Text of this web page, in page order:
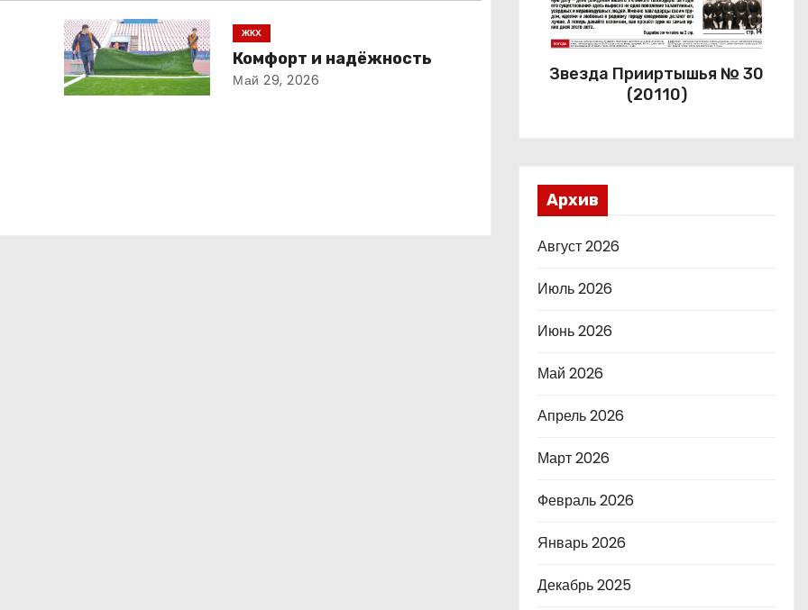
ЖКХ
Комфорт и надёжность
Май 29, 2026
Звезда Прииртышья № 30
(20110)
Архив
Август 2026
Июль 2026
Июнь 2026
Май 2026
Апрель 2026
Март 2026
Февраль 2026
Январь 2026
Декабрь 2025